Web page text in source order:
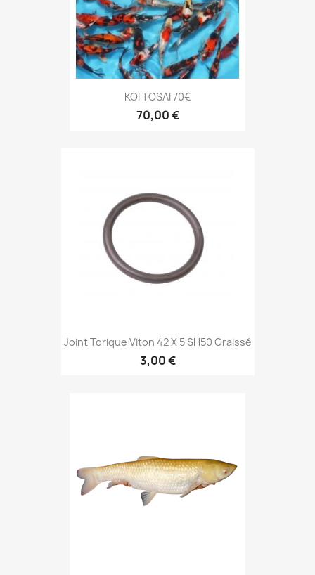
KOI TOSAI 70€
70,00 €
Joint Torique Viton 42 X 5 SH50 Graissé
3,00 €